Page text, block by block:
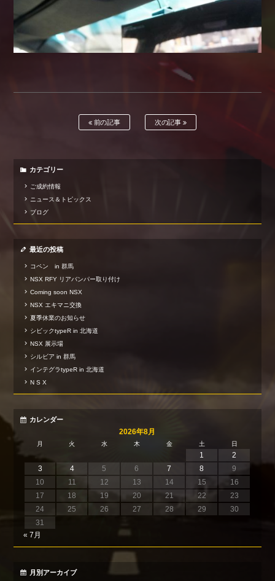
前の記事 次の記事
カテゴリー
ご成約情報
ニュース＆トピックス
ブログ
最近の投稿
コペン in 群馬
NSX RFY リアバンパー取り付け
Coming soon NSX
NSX エキマニ交換
夏季休業のお知らせ
シビックtypeR in 北海道
NSX 展示場
シルビア in 群馬
インテグラtypeR in 北海道
N S X
カレンダー
2026年8月
月 火 水 木 金 土 日
1
2
3
4 5 6 7 8
9
10
11 12 13 14 15
16
17
18 19 20 21 22
23
24
25 26 27 28 29
30
31
« 7月
月別アーカイブ